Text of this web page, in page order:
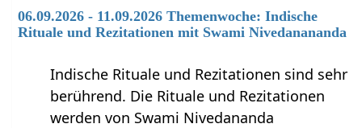
06.09.2026 - 11.09.2026 Themenwoche: Indische
Rituale und Rezitationen mit Swami Nivedanananda
Indische Rituale und Rezitationen sind sehr
berührend. Die Rituale und Rezitationen
werden von Swami Nivedananda